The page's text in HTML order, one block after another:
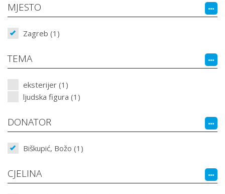
MJESTO
Zagreb (1)
TEMA
eksterijer (1)
ljudska figura (1)
DONATOR
Biškupić, Božo (1)
CJELINA